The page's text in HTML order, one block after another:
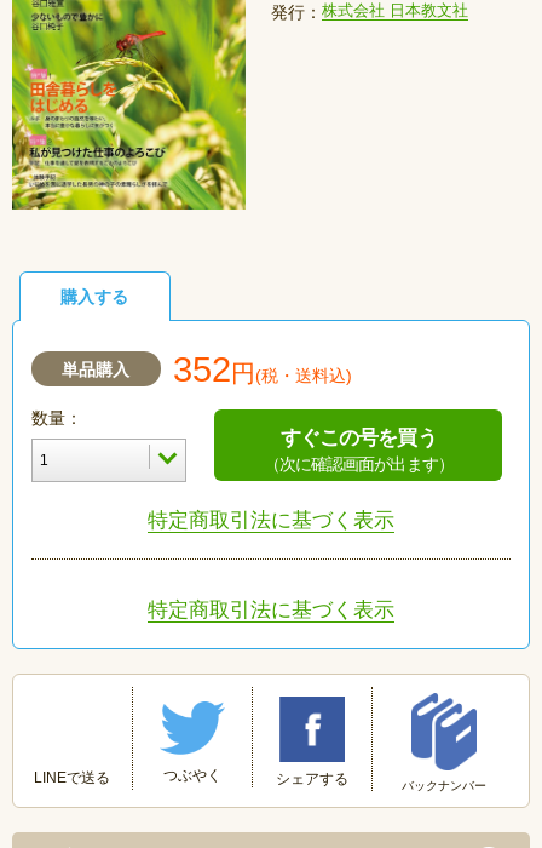
発行： 株式会社 日本教文社
購入する
単品購入 352円(税・送料込)
数量：
すぐこの号を買う
（次に確認画面が出ます）
特定商取引法に基づく表示
特定商取引法に基づく表示
LINEで送る つぶやく シェアする バックナンバー